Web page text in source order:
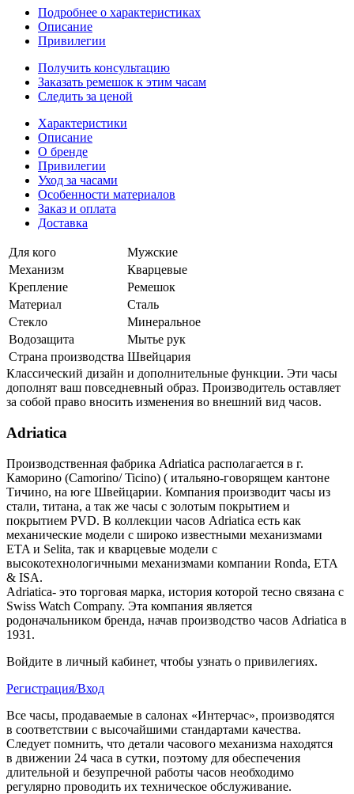
Подробнее о характеристиках
Описание
Привилегии
Получить консультацию
Заказать ремешок к этим часам
Следить за ценой
Характеристики
Описание
О бренде
Привилегии
Уход за часами
Особенности материалов
Заказ и оплата
Доставка
Для кого
Мужские
Механизм
Кварцевые
Крепление
Ремешок
Материал
Сталь
Стекло
Минеральное
Водозащита
Мытье рук
Страна производства Швейцария
Классический дизайн и дополнительные функции. Эти часы
дополнят ваш повседневный образ. Производитель оставляет
за собой право вносить изменения во внешний вид часов.
Adriatica
Производственная фабрика Adriatica располагается в г.
Каморино (Camorino/ Ticino) ( итальяно-говорящем кантоне
Тичино, на юге Швейцарии. Компания производит часы из
стали, титана, а так же часы с золотым покрытием и
покрытием PVD. В коллекции часов Adriatica есть как
механические модели с широко известными механизмами
ETA и Selita, так и кварцевые модели с
высокотехнологичными механизмами компании Ronda, ETA
& ISA.
Adriatica- это торговая марка, история которой тесно связана с
Swiss Watch Company. Эта компания является
родоначальником бренда, начав производство часов Adriatica в
1931.
Войдите в личный кабинет, чтобы узнать о привилегиях.
Регистрация/Вход
Все часы, продаваемые в салонах «Интерчас», производятся
в соответствии с высочайшими стандартами качества.
Следует помнить, что детали часового механизма находятся
в движении 24 часа в сутки, поэтому для обеспечения
длительной и безупречной работы часов необходимо
регулярно проводить их техническое обслуживание.